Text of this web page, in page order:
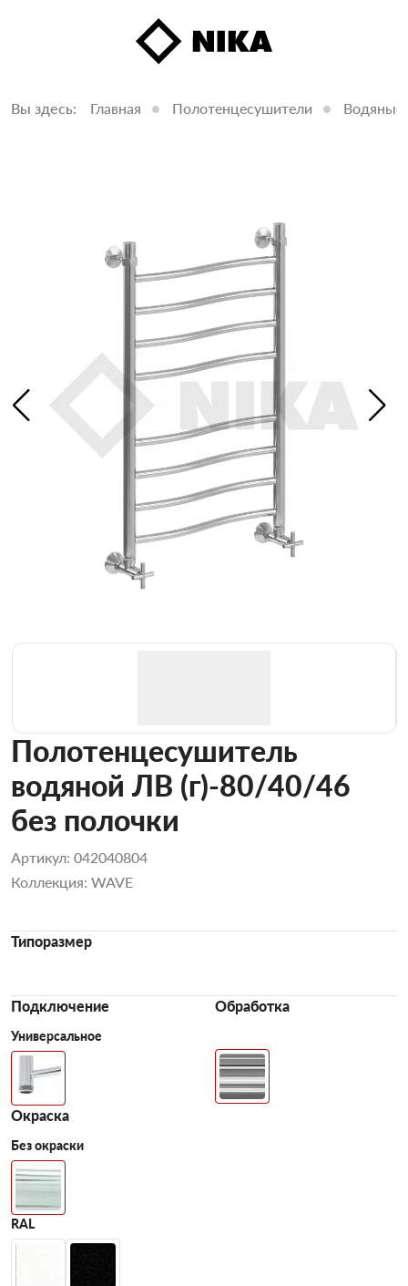
Вы здесь: Главная Полотенцесушители Водяные
Полотенцесушитель
водяной ЛВ (г)-80/40/46
без полочки
Артикул: 042040804
Коллекция: WAVE
Типоразмер
Подключение
Универсальное
Обработка
Окраска
Без окраски
RAL